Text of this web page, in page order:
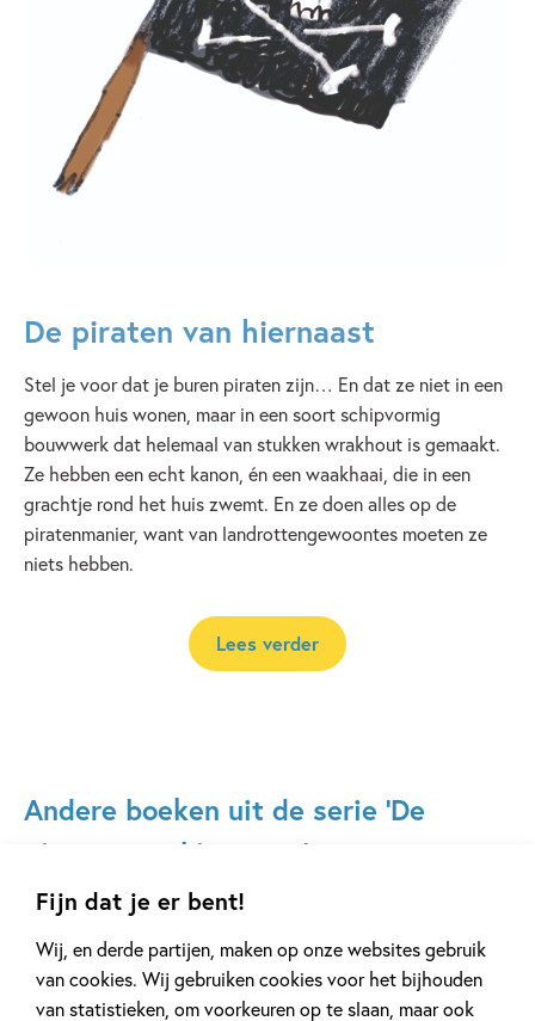
Fijn dat je er bent!
Wij, en derde partijen, maken op onze websites gebruik
van cookies. Wij gebruiken cookies voor het bijhouden
van statistieken, om voorkeuren op te slaan, maar ook
De piraten van hiernaast
Stel je voor dat je buren piraten zijn… En dat ze niet in een
gewoon huis wonen, maar in een soort schipvormig
bouwwerk dat helemaal van stukken wrakhout is gemaakt.
Ze hebben een echt kanon, én een waakhaai, die in een
grachtje rond het huis zwemt. En ze doen alles op de
piratenmanier, want van landrottengewoontes moeten ze
niets hebben.
Lees verder
Andere boeken uit de serie 'De
piraten van hiernaast'